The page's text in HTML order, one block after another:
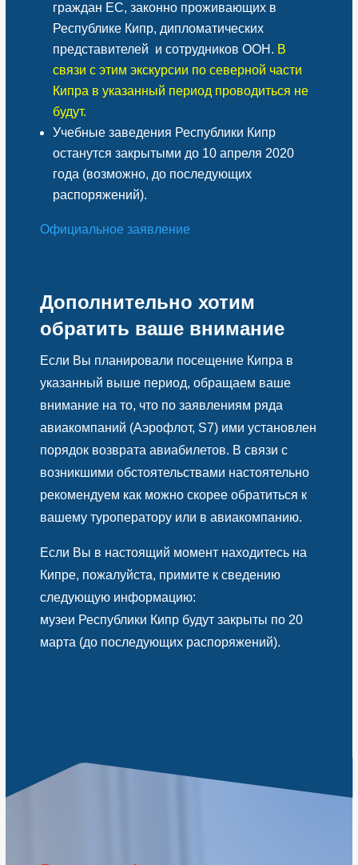
граждан ЕС, законно проживающих в
Республике Кипр, дипломатических
представителей и сотрудников ООН. В
связи с этим экскурсии по северной части
Кипра в указанный период проводиться не
будут.
Учебные заведения Республики Кипр
останутся закрытыми до 10 апреля 2020
года (возможно, до последующих
распоряжений).
Официальное заявление
Дополнительно хотим
обратить ваше внимание
Если Вы планировали посещение Кипра в
указанный выше период, обращаем ваше
внимание на то, что по заявлениям ряда
авиакомпаний (Аэрофлот, S7) ими установлен
порядок возврата авиабилетов. В связи с
возникшими обстоятельствами настоятельно
рекомендуем как можно скорее обратиться к
вашему туроператору или в авиакомпанию.
Если Вы в настоящий момент находитесь на
Кипре, пожалуйста, примите к сведению
следующую информацию:
музеи Республики Кипр будут закрыты по 20
марта (до последующих распоряжений).